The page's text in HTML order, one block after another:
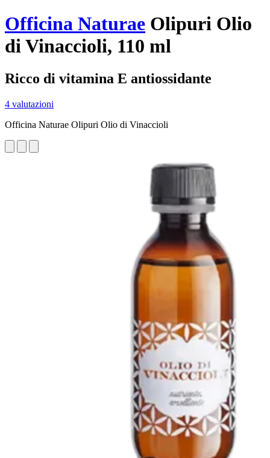
Officina Naturae Olipuri Olio
di Vinaccioli, 110 ml
Ricco di vitamina E antiossidante
4 valutazioni
Officina Naturae Olipuri Olio di Vinaccioli